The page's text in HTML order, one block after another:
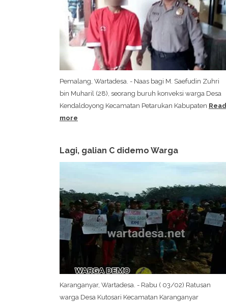
Pemalang, Wartadesa. - Naas bagi M. Saefudin Zuhri
bin Muharil (28), seorang buruh konveksi warga Desa
Kendaldoyong Kecamatan Petarukan Kabupaten Read
more
Lagi, galian C didemo Warga
Karanganyar, Wartadesa. - Rabu ( 03/02) Ratusan
warga Desa Kutosari Kecamatan Karanganyar